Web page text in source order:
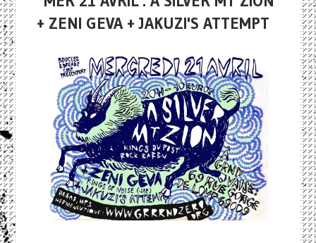
+ ZENI GEVA + JAKUZI'S ATTEMPT